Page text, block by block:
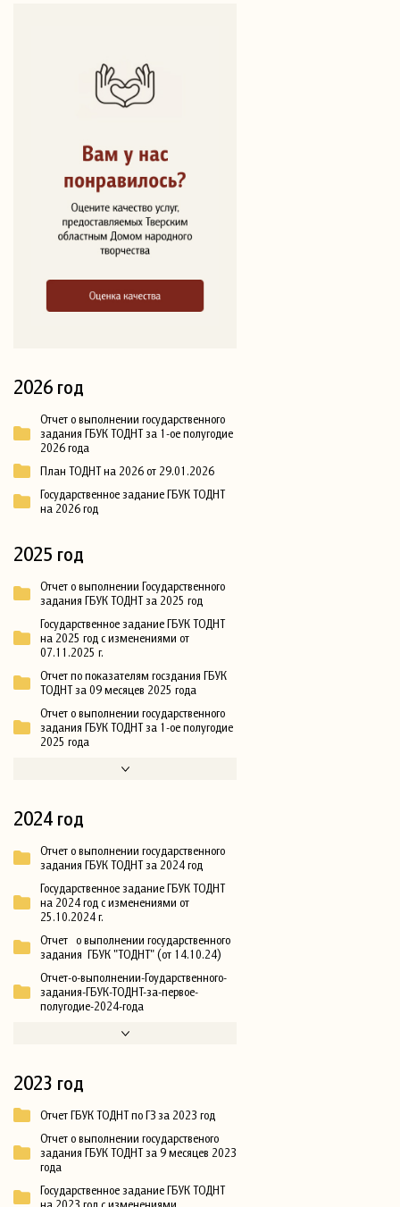
2026 год
Отчет о выполнении государственного
задания ГБУК ТОДНТ за 1-ое полугодие
2026 года
План ТОДНТ на 2026 от 29.01.2026
Государственное задание ГБУК ТОДНТ
на 2026 год
2025 год
Отчет о выполнении Государственного
задания ГБУК ТОДНТ за 2025 год
Государственное задание ГБУК ТОДНТ
на 2025 год с изменениями от
07.11.2025 г.
Отчет по показателям госздания ГБУК
ТОДНТ за 09 месяцев 2025 года
Отчет о выполнении государственного
задания ГБУК ТОДНТ за 1-ое полугодие
2025 года
2024 год
Отчет о выполнении государственного
задания ГБУК ТОДНТ за 2024 год
Государственное задание ГБУК ТОДНТ
на 2024 год с изменениями от
25.10.2024 г.
Отчет о выполнении государственного
задания ГБУК "ТОДНТ" (от 14.10.24)
Отчет-о-выполнении-Гоударственного-
задания-ГБУК-ТОДНТ-за-первое-
полугодие-2024-года
2023 год
Отчет ГБУК ТОДНТ по ГЗ за 2023 год
Отчет о выполнении государственого
задания ГБУК ТОДНТ за 9 месяцев 2023
года
Государственное задание ГБУК ТОДНТ